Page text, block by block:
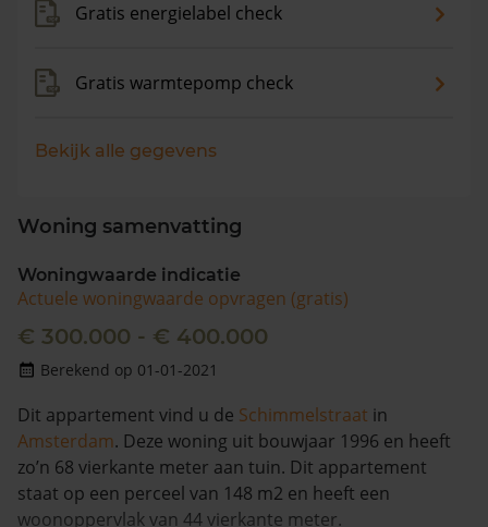
Gratis energielabel check
Gratis warmtepomp check
Bekijk alle gegevens
Woning samenvatting
Woningwaarde indicatie
Actuele woningwaarde opvragen (gratis)
€ 300.000 - € 400.000
Berekend op 01-01-2021
Dit appartement vind u de Schimmelstraat in
Amsterdam. Deze woning uit bouwjaar 1996 en heeft
zo’n 68 vierkante meter aan tuin. Dit appartement
staat op een perceel van 148 m2 en heeft een
woonoppervlak van 44 vierkante meter.